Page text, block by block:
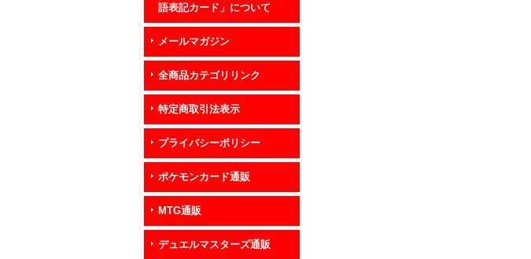
語表記カード」について
メールマガジン
全商品カテゴリリンク
特定商取引法表示
プライバシーポリシー
ポケモンカード通販
MTG通販
デュエルマスターズ通販